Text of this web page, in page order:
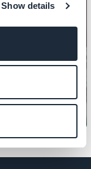
Show details
an